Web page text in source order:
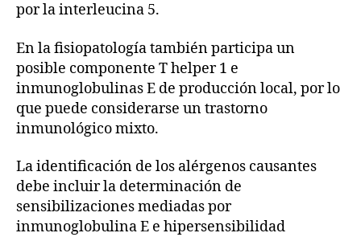
por la interleucina 5.
En la fisiopatología también participa un
posible componente T helper 1 e
inmunoglobulinas E de producción local, por lo
que puede considerarse un trastorno
inmunológico mixto.
La identificación de los alérgenos causantes
debe incluir la determinación de
sensibilizaciones mediadas por
inmunoglobulina E e hipersensibilidad